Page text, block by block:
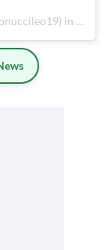
Una foto pubblicata da Leonardo Bonucci (@bonuccileo19) in data: